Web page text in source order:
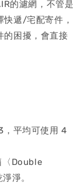
的濾網，不管是
遞/宅配寄件，
的困擾，會直接
，平均可使用 4
〈Double
淨。